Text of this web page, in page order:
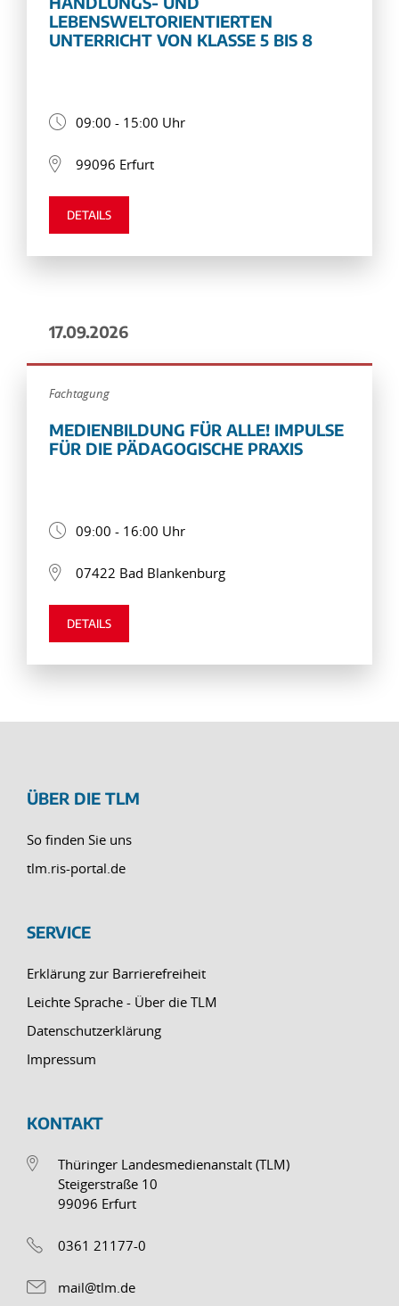
LEBENSWELTORIENTIERTEN
UNTERRICHT VON KLASSE 5 BIS 8
09:00 - 15:00 Uhr
99096 Erfurt
DETAILS
17.09.2026
Fachtagung
MEDIENBILDUNG FÜR ALLE! IMPULSE
FÜR DIE PÄDAGOGISCHE PRAXIS
09:00 - 16:00 Uhr
07422 Bad Blankenburg
DETAILS
ÜBER DIE TLM
So finden Sie uns
tlm.ris-portal.de
SERVICE
Erklärung zur Barrierefreiheit
Leichte Sprache - Über die TLM
Datenschutzerklärung
Impressum
KONTAKT
Thüringer Landesmedienanstalt (TLM)
Steigerstraße 10
99096 Erfurt
0361 21177-0
mail@tlm.de